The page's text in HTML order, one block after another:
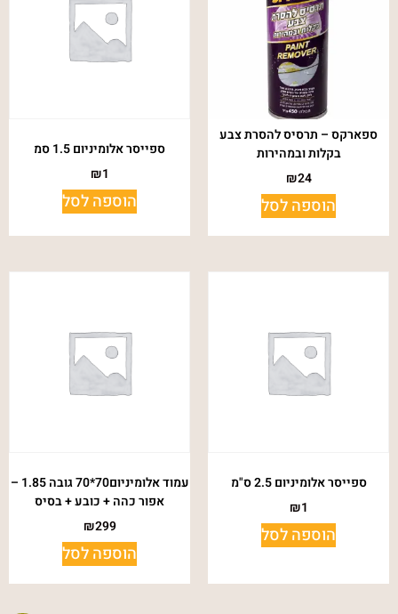
ספארקס – תרסיס להסרת צבע
בקלות ובמהירות
₪24
הוספה לסל
ספייסר אלומיניום 1.5 סמ
₪1
הוספה לסל
ספייסר אלומיניום 2.5 ס"מ
₪1
הוספה לסל
עמוד אלומיניום70*70 גובה 1.85 –
אפור כהה + כובע + בסיס
₪299
הוספה לסל